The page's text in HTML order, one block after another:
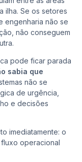
ilha. Se os setores
engenharia não se
não conseguem
pode ficar parada
sabia que
não se
de urgência,
e decisões
imediatamente: o
operacional